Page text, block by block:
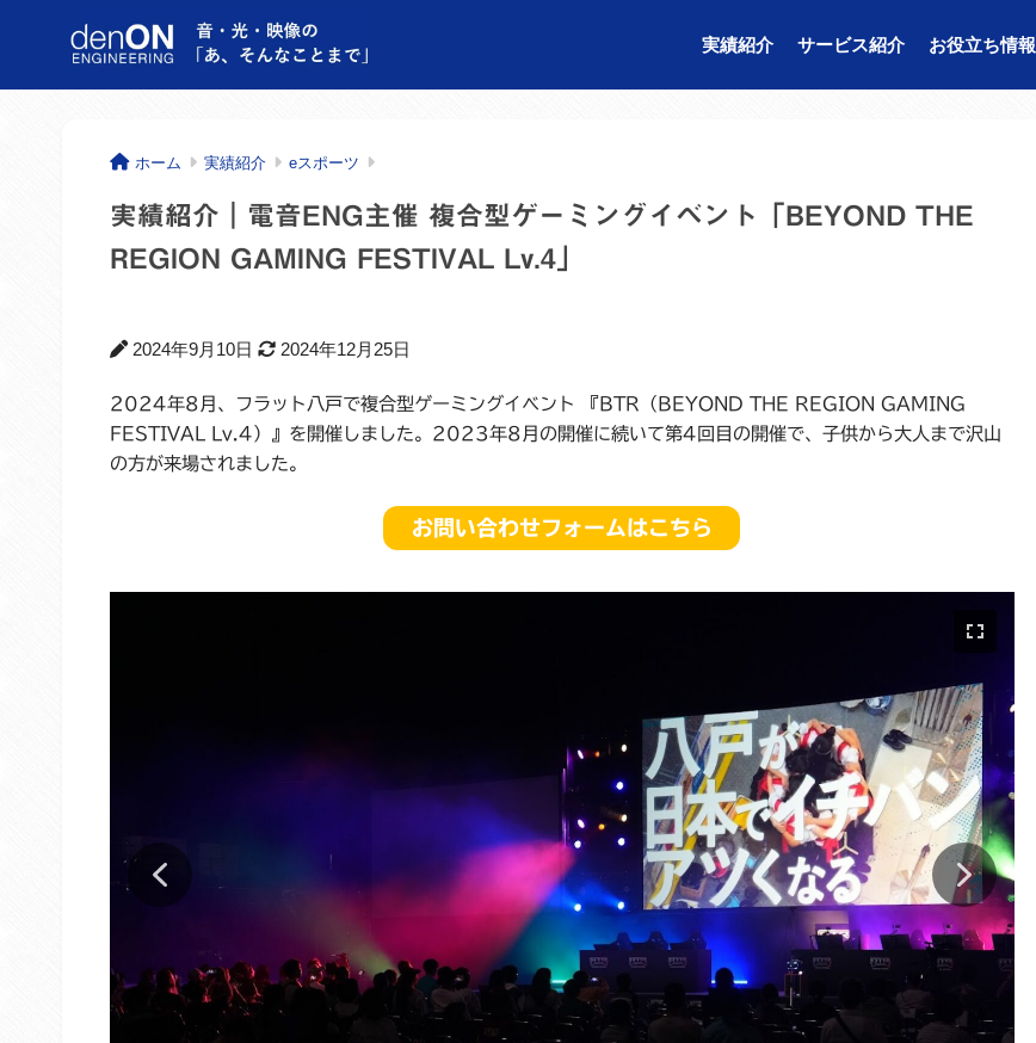
実績紹介 サービス紹介 お役立ち情報
ホーム 実績紹介 eスポーツ
実績紹介｜電音ENG主催 複合型ゲーミングイベント「BEYOND THE
REGION GAMING FESTIVAL Lv.4」
2024年9月10日 2024年12月25日
2024年8月、フラット八戸で複合型ゲーミングイベント 『BTR（BEYOND THE REGION GAMING
FESTIVAL Lv.4）』を開催しました。2023年8月の開催に続いて第4回目の開催で、子供から大人まで沢山
の方が来場されました。
お問い合わせフォームはこちら